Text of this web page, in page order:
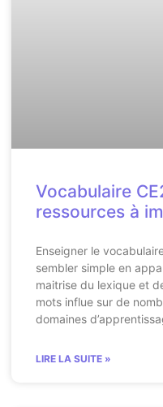
Vocabulaire
ressources à
Enseigner le
sembler simple en
maitrise du lexique et
mots influe sur de
domaines
LIRE LA SUITE »